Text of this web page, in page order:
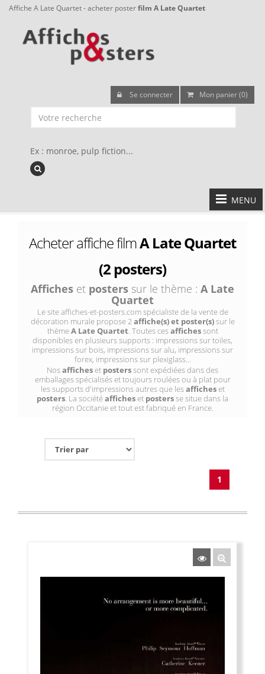
Affiche A Late Quartet - acheter posterfilm A Late Quartet
Se connecter Mon panier (0)
Ex : monroe, pulp fiction...
MENU
Acheter affiche filmA Late Quartet
(2 posters)
Affiches et posters sur le thème : A Late
Quartet
Le site affiches-et-posters.com spécialiste de la vente de
décoration murale propose 2affiche(s) et poster(s)sur le
thèmeA Late Quartet. Toutes cesaffichessont
disponibles en plusieurs supports : impressions sur toiles,
impressions sur bois, impressions sur alu, impressions sur
forex, impressions sur plexiglass...
Nosafficheset posterssont expédiées dans des
emballages spécialisés et toujours roulées ou à plat pour
les supports d'impressions autres que lesafficheset
posters. La sociétéafficheset postersse situe dans la
région Occitanie et tout est fabriqué en France.
1